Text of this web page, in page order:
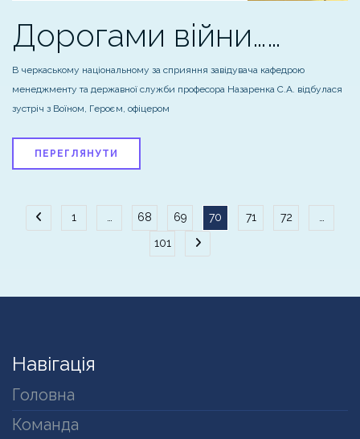
Дорогами війни……
В черкаському національному за сприяння завідувача кафедрою
менеджменту та державної служби професора Назаренка С.А. відбулася
зустріч з Воїном, Героєм, офіцером
ПЕРЕГЛЯНУТИ
Пагінація
1 … 68 69 70 71 72
…
101
Навігація
Головна
Команда